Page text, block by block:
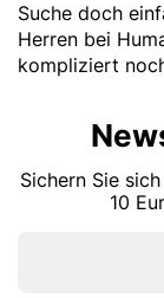
Suche doch
Herren bei
kompliziert
Sichern Sie
10